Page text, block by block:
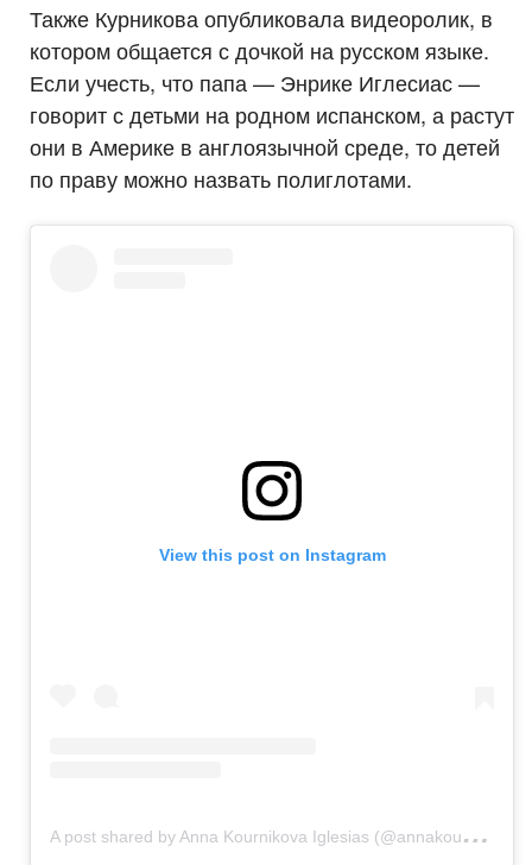
Также Курникова опубликовала видеоролик, в
котором общается с дочкой на русском языке.
Если учесть, что папа — Энрике Иглесиас —
говорит с детьми на родном испанском, а растут
они в Америке в англоязычной среде, то детей
по праву можно назвать полиглотами.
View this post on Instagram
A
post shared by Anna Kournikova Iglesias (@annakournikova)